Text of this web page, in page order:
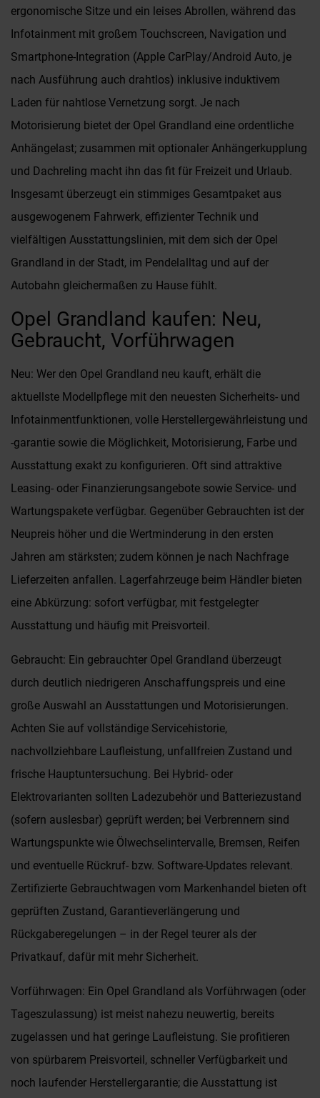
ergonomische Sitze und ein leises Abrollen, während das
Infotainment mit großem Touchscreen, Navigation und
Smartphone-Integration (Apple CarPlay/Android Auto, je
nach Ausführung auch drahtlos) inklusive induktivem
Laden für nahtlose Vernetzung sorgt. Je nach
Motorisierung bietet der Opel Grandland eine ordentliche
Anhängelast; zusammen mit optionaler Anhängerkupplung
und Dachreling macht ihn das fit für Freizeit und Urlaub.
Insgesamt überzeugt ein stimmiges Gesamtpaket aus
ausgewogenem Fahrwerk, effizienter Technik und
vielfältigen Ausstattungslinien, mit dem sich der Opel
Grandland in der Stadt, im Pendelalltag und auf der
Autobahn gleichermaßen zu Hause fühlt.
Opel Grandland kaufen: Neu,
Gebraucht, Vorführwagen
Neu: Wer den Opel Grandland neu kauft, erhält die
aktuellste Modellpflege mit den neuesten Sicherheits- und
Infotainmentfunktionen, volle Herstellergewährleistung und
-garantie sowie die Möglichkeit, Motorisierung, Farbe und
Ausstattung exakt zu konfigurieren. Oft sind attraktive
Leasing- oder Finanzierungsangebote sowie Service- und
Wartungspakete verfügbar. Gegenüber Gebrauchten ist der
Neupreis höher und die Wertminderung in den ersten
Jahren am stärksten; zudem können je nach Nachfrage
Lieferzeiten anfallen. Lagerfahrzeuge beim Händler bieten
eine Abkürzung: sofort verfügbar, mit festgelegter
Ausstattung und häufig mit Preisvorteil.
Gebraucht: Ein gebrauchter Opel Grandland überzeugt
durch deutlich niedrigeren Anschaffungspreis und eine
große Auswahl an Ausstattungen und Motorisierungen.
Achten Sie auf vollständige Servicehistorie,
nachvollziehbare Laufleistung, unfallfreien Zustand und
frische Hauptuntersuchung. Bei Hybrid- oder
Elektrovarianten sollten Ladezubehör und Batteriezustand
(sofern auslesbar) geprüft werden; bei Verbrennern sind
Wartungspunkte wie Ölwechselintervalle, Bremsen, Reifen
und eventuelle Rückruf- bzw. Software-Updates relevant.
Zertifizierte Gebrauchtwagen vom Markenhandel bieten oft
geprüften Zustand, Garantieverlängerung und
Rückgaberegelungen – in der Regel teurer als der
Privatkauf, dafür mit mehr Sicherheit.
Vorführwagen: Ein Opel Grandland als Vorführwagen (oder
Tageszulassung) ist meist nahezu neuwertig, bereits
zugelassen und hat geringe Laufleistung. Sie profitieren
von spürbarem Preisvorteil, schneller Verfügbarkeit und
noch laufender Herstellergarantie; die Ausstattung ist